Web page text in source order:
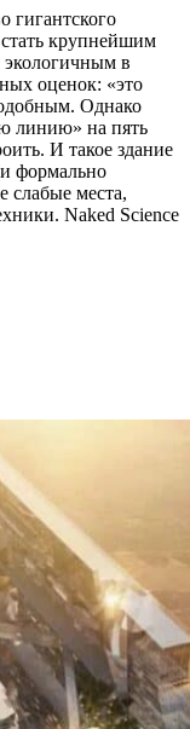
гигантского
крупнейшим
в
оценок: «это
Однако
линию» на пять
И такое здание
формально
слабые места,
Naked Science